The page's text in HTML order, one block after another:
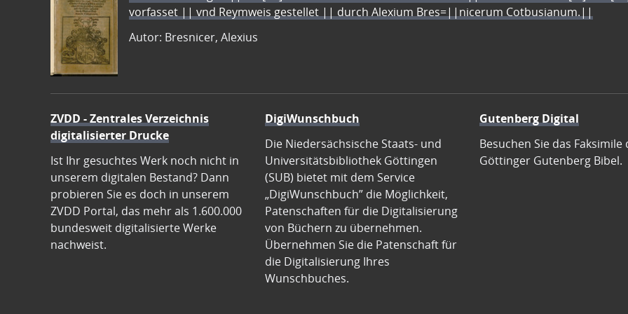
vorfasset || vnd Reymweis gestellet || durch Alexium Bres=||nicerum Cotbusianum.||
Autor: Bresnicer, Alexius
ZVDD - Zentrales Verzeichnis
digitalisierter Drucke
Ist Ihr gesuchtes Werk noch nicht in
unserem digitalen Bestand? Dann
probieren Sie es doch in unserem
ZVDD Portal, das mehr als 1.600.000
bundesweit digitalisierte Werke
nachweist.
DigiWunschbuch
Die Niedersächsische Staats- und
Universitätsbibliothek Göttingen
(SUB) bietet mit dem Service
„DigiWunschbuch” die Möglichkeit,
Patenschaften für die Digitalisierung
von Büchern zu übernehmen.
Übernehmen Sie die Patenschaft für
die Digitalisierung Ihres
Wunschbuches.
Gutenberg Digital
Besuchen Sie das Faksimile
Göttinger Gutenberg Bibel.